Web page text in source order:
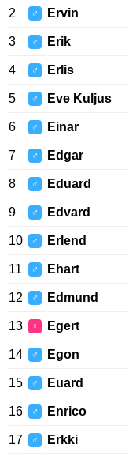
2 ♂ Ervin
3 ♂ Erik
4 ♂ Erlis
5 ♂ Eve Kuljus
6 ♂ Einar
7 ♂ Edgar
8 ♂ Eduard
9 ♂ Edvard
10 ♂ Erlend
11 ♂ Ehart
12 ♂ Edmund
13 ♀ Egert
14 ♂ Egon
15 ♂ Euard
16 ♂ Enrico
17 ♂ Erkki